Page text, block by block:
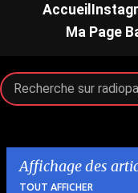
Accueil
Ma Page
Affichage des
TOUT AFFICHER